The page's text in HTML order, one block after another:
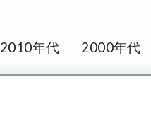
2010年代 2000年代